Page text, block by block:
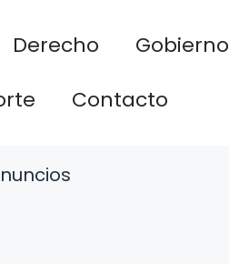
Derecho Gobierno
Contacto